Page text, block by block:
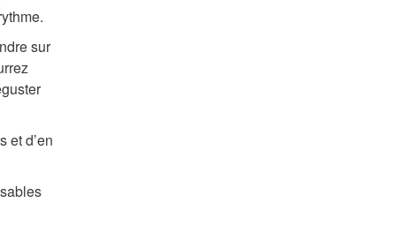
sur
et d’en